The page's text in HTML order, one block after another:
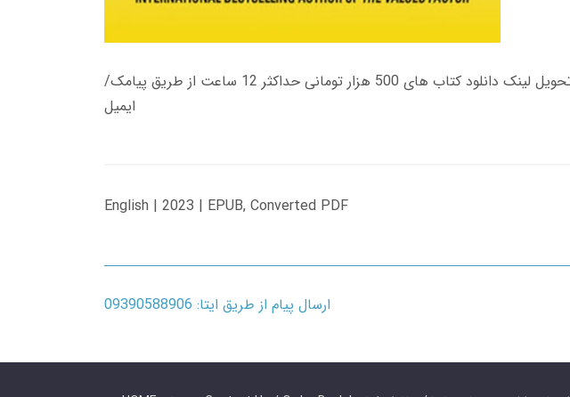
زمان تحویل کتاب های 600 هزار تومانی دانلود فوری از حساب کاربری می باشد، و زمان تحویل لینک دانلود کتاب های 500 هزار تومانی حداکثر 12 ساعت از طریق پیامک/
ایمیل
English | 2023 | EPUB, Converted PDF
ارسال پیام از طریق ایتا: 09390588906